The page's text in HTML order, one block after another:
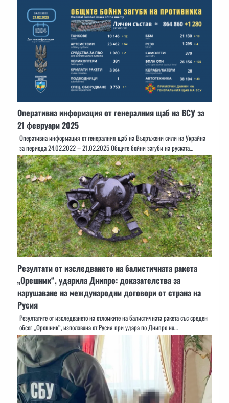
Оперативна информация от генералния щаб на ВСУ за
21 февруари 2025
Оперативна информация от генералния щаб на Въоръжени сили на Украйна
за периода 24.02.2022 – 21.02.2025 Общите бойни загуби на руската…
Резултати от изследването на балистичната ракета
„Орешник“, ударила Днипро: доказателства за
нарушаване на международни договори от страна на
Русия
Резултатите от изследването на отломките на балистичната ракета със среден
обсег „Орешник“, използвана от Русия при удара по Днипро на…